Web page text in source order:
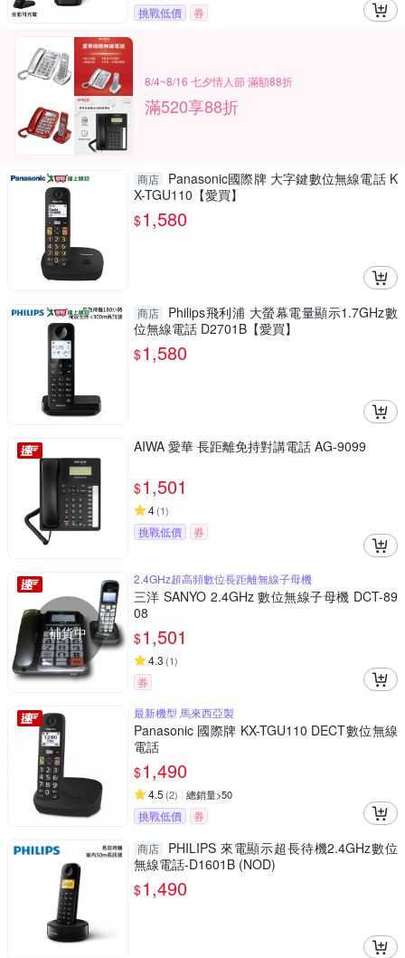
挑戰低價 券
8/4~8/16 七夕情人節 滿額88折
滿520享88折
商店
Panasonic國際牌 大字鍵數位無線電話 K
X-TGU110【愛買】
$1,580
商店
Philips飛利浦 大螢幕電量顯示1.7GHz數
位無線電話 D2701B【愛買】
$1,580
AIWA 愛華 長距離免持對講電話 AG-9099
$1,501
4(1)
挑戰低價 券
補貨中
2.4GHz超高頻數位長距離無線子母機
三洋 SANYO 2.4GHz 數位無線子母機 DCT-89
08
$1,501
4.3 (1)
券
最新機型 馬來西亞製
Panasonic 國際牌 KX-TGU110 DECT數位無線
電話
$1,490
4.5 (2) 總銷量>50
挑戰低價 券
商店
PHILIPS 來電顯示超長待機2.4GHz數位
無線電話-D1601B (NOD)
$1,490